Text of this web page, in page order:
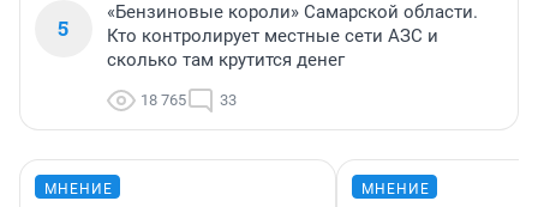
5
«Бензиновые короли» Самарской области.
Кто контролирует местные сети АЗС и
сколько там крутится денег
18 765 33
МНЕНИЕ МНЕНИЕ